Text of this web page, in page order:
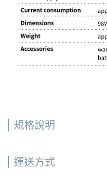
規格說明
運送方式